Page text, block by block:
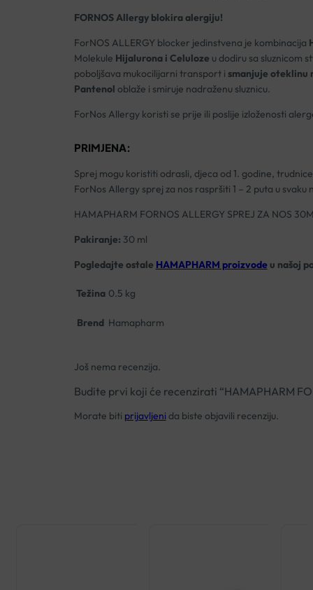
FORNOS Allergy blokira alergiju!
ForNOS ALLERGY blocker jedinstvena je kombinacija
Molekule Hijalurona i Celuloze u dodiru sa sluznicom
poboljšava mukocilijarni transport i smanjuje oteklinu
Pantenol oblaže i smiruje nadraženu sluznicu.
ForNos Allergy koristi se prije ili poslije izloženosti
PRIMJENA:
Sprej mogu koristiti odrasli, djeca od 1. godine,
ForNos Allergy sprej za nos raspršiti 1 – 2 puta u
HAMAPHARM FORNOS ALLERGY SPREJ ZA NOS
Pakiranje: 30 ml
Pogledajte ostale HAMAPHARM proizvodeu našoj
Težina 0.5 kg
Brend Hamapharm
Još nema recenzija.
Budite prvi koji će recenzirati “HAMAPHARM
Morate biti prijavljeni da biste objavili recenziju.